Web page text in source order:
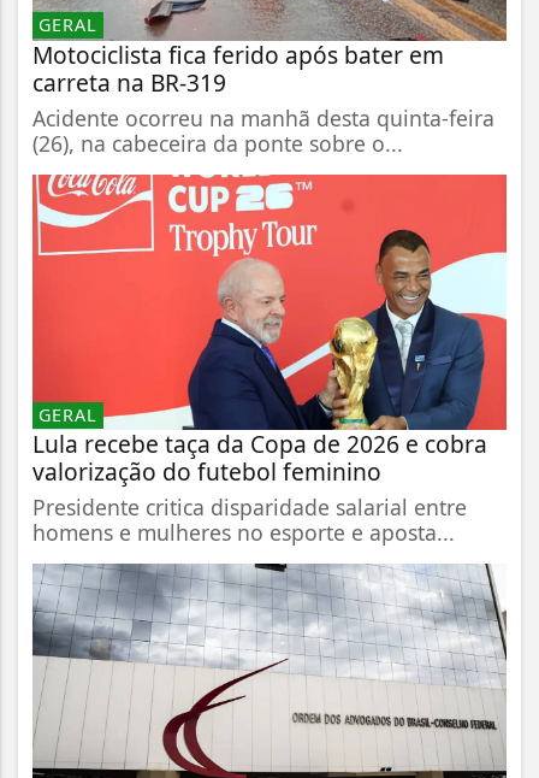
GERAL
Motociclista fica ferido após bater em
carreta na BR-319
Acidente ocorreu na manhã desta quinta-feira
(26), na cabeceira da ponte sobre o...
GERAL
Lula recebe taça da Copa de 2026 e cobra
valorização do futebol feminino
Presidente critica disparidade salarial entre
homens e mulheres no esporte e aposta...